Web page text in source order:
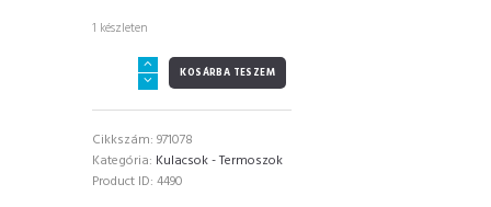
1 készleten
termosz
bevonattal
/
Lima
KOSÁRBA TESZEM
Cikkszám: 971078
Kategória: Kulacsok - Termoszok
Product ID: 4490